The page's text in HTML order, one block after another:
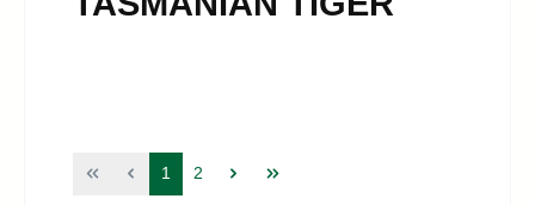
Seite
1 Seite
2